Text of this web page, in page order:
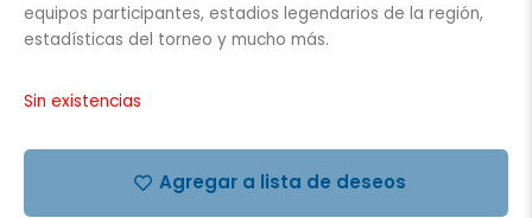
equipos participantes, estadios legendarios de la región,
estadísticas del torneo y mucho más.
Sin existencias
Agregar a lista de deseos